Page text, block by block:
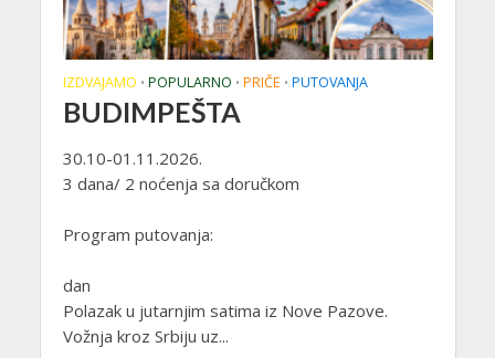
IZDVAJAMO • POPULARNO • PRIČE • PUTOVANJA
BUDIMPEŠTA
30.10-01.11.2026.
3 dana/ 2 noćenja sa doručkom
Program putovanja:
dan
Polazak u jutarnjim satima iz Nove Pazove.
Vožnja kroz Srbiju uz...